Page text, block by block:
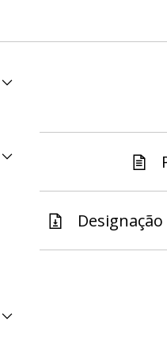
Designação